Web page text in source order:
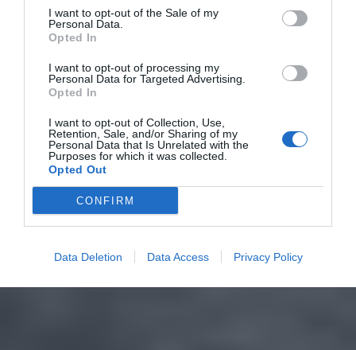
I want to opt-out of the Sale of my
Personal Data.
Opted In
I want to opt-out of processing my
Personal Data for Targeted Advertising.
Opted In
I want to opt-out of Collection, Use,
Retention, Sale, and/or Sharing of my
Personal Data that Is Unrelated with the
Purposes for which it was collected.
Opted Out
CONFIRM
Data Deletion Data Access Privacy Policy